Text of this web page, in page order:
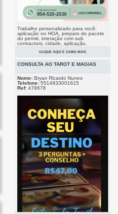
Trabalho personalizado para você:
aplicação no HOA, preparo do pacote
do permit, interação com sub
contractors, cidade, aplicação,
aprovação e se preciso gerenciamento
Roofs, Violations.
CLIQUE AQUI E SAIBA MAIS
CONSULTA AO TAROT E MAGIAS
Nome: Bryan Ricardo Nunes
Telefone: 5514933001615
Ref: 478678